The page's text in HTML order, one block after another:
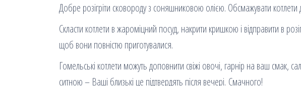
Добре розігріти сковороду з соняшниковою олією. Обсмажувати
Скласти котлети в жароміцний посуд, накрити кришкою і відправити в
щоб вони повністю приготувалися.
Гомельські котлети можуть доповнити свіжі овочі, гарнір на ваш смак,
ситною – Ваші близькі це підтвердять після вечері. Смачного!